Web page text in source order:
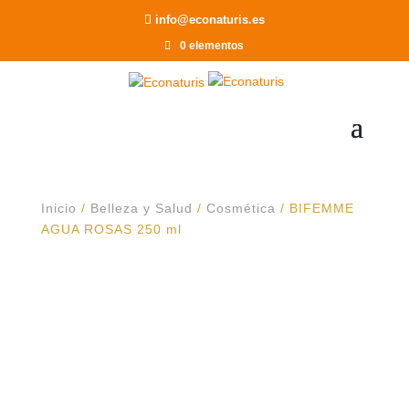
info@econaturis.es
0 elementos
Inicio / Belleza y Salud / Cosmética / BIFEMME
AGUA ROSAS 250 ml